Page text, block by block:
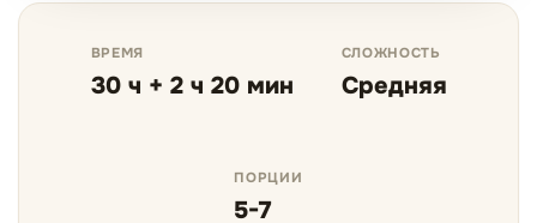
ВРЕМЯ
30 ч + 2 ч 20 мин
СЛОЖНОСТЬ
Средняя
ПОРЦИИ
5-7